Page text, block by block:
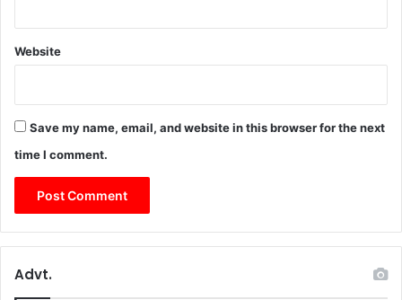
Website
Save my name, email, and website in this browser for the next
time I comment.
Advt.